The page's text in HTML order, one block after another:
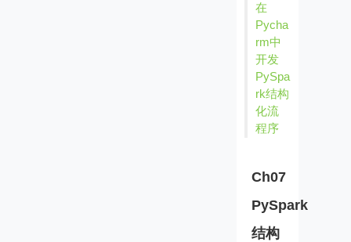
在
Pycha
rm中
开发
PySpa
rk结构
化流
程序
Ch07
PySpark
结构